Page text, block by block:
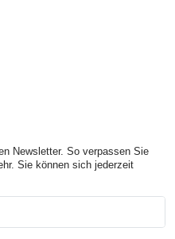
Newsletter. So verpassen Sie
Sie können sich jederzeit